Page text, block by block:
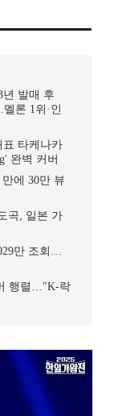
년 발매 후
론 1위·인
표 타케나카
완벽 커버
에 30만 뷰
곡, 일본 가
만 조회…
행렬…"K-락